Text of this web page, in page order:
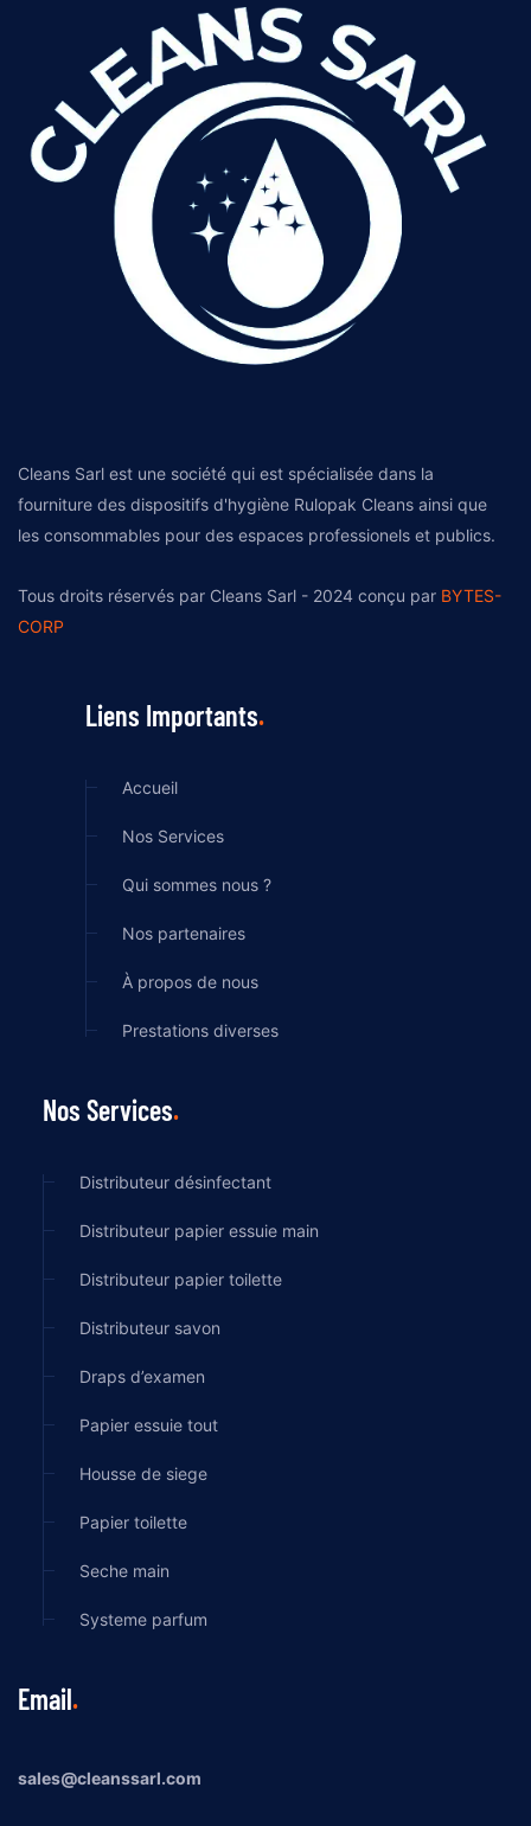
Cleans Sarl est une société qui est spécialisée dans la
fourniture des dispositifs d'hygiène Rulopak Cleans ainsi que
les consommables pour des espaces professionels et publics.
Tous droits réservés par Cleans Sarl - 2024 conçu par BYTES-
CORP
Liens Importants
Accueil
Nos Services
Qui sommes nous ?
Nos partenaires
À propos de nous
Prestations diverses
Nos Services
Distributeur désinfectant
Distributeur papier essuie main
Distributeur papier toilette
Distributeur savon
Draps d’examen
Papier essuie tout
Housse de siege
Papier toilette
Seche main
Systeme parfum
Email
sales@cleanssarl.com